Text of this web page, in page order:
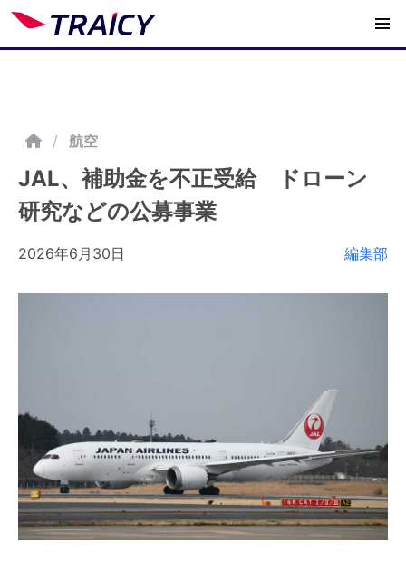
/ 航空
JAL、補助金を不正受給 ドローン
研究などの公募事業
2026年6月30日 編集部